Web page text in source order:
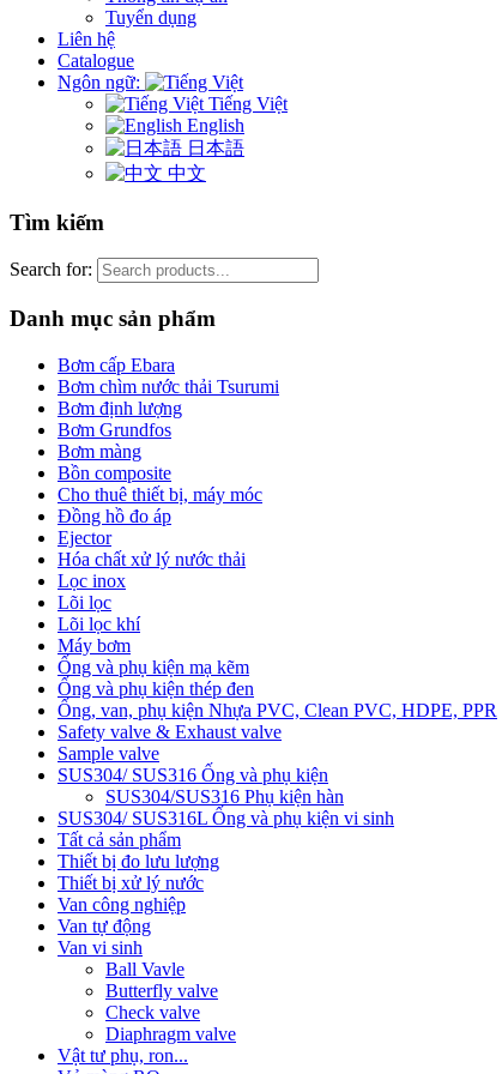
Tuyển dụng
Liên hệ
Catalogue
Ngôn ngữ:
Tiếng Việt
English
日本語
中文
Tìm kiếm
Search for:
Danh mục sản phẩm
Bơm cấp Ebara
Bơm chìm nước thải Tsurumi
Bơm định lượng
Bơm Grundfos
Bơm màng
Bồn composite
Cho thuê thiết bị, máy móc
Đồng hồ đo áp
Ejector
Hóa chất xử lý nước thải
Lọc inox
Lõi lọc
Lõi lọc khí
Máy bơm
Ống và phụ kiện mạ kẽm
Ống và phụ kiện thép đen
Ống, van, phụ kiện Nhựa PVC, Clean PVC, HDPE, PPR
Safety valve & Exhaust valve
Sample valve
SUS304/ SUS316 Ống và phụ kiện
SUS304/SUS316 Phụ kiện hàn
SUS304/ SUS316L Ống và phụ kiện vi sinh
Tất cả sản phẩm
Thiết bị đo lưu lượng
Thiết bị xử lý nước
Van công nghiệp
Van tự động
Van vi sinh
Ball Vavle
Butterfly valve
Check valve
Diaphragm valve
Vật tư phụ, ron...